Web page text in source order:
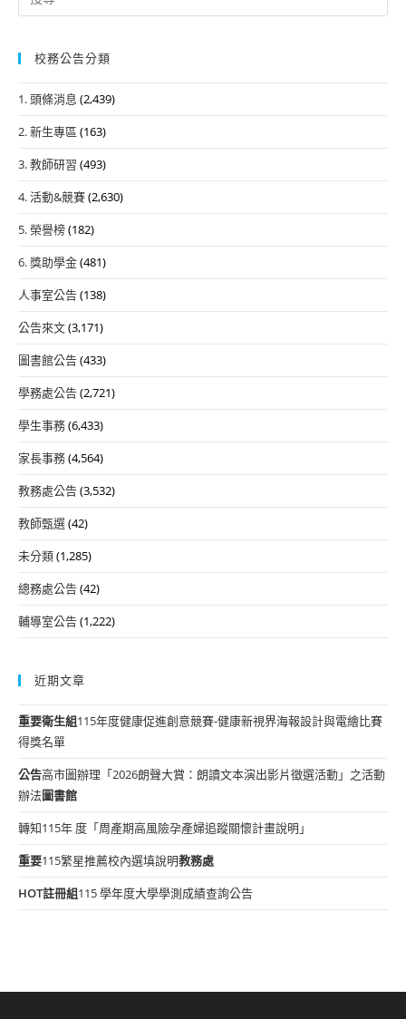
for:
校務公告分類
1. 頭條消息 (2,439)
2. 新生專區 (163)
3. 教師研習 (493)
4. 活動&競賽(2,630)
5. 榮譽榜(182)
6. 獎助學金(481)
人事室公告(138)
公告來文(3,171)
圖書館公告(433)
學務處公告(2,721)
學生事務(6,433)
家長事務(4,564)
教務處公告(3,532)
教師甄選(42)
未分類(1,285)
總務處公告(42)
輔導室公告(1,222)
近期文章
重要衛生組115年度健康促進創意競賽-健康新視界海報設計與電繪比賽
得獎名單
公告高市圖辦理「2026朗聲大賞：朗讀文本演出影片徵選活動」之活動
辦法圖書館
轉知115年 度「周產期高風險孕產婦追蹤關懷計畫說明」
重要115繁星推薦校內選填說明教務處
HOT註冊組115 學年度大學學測成績查詢公告